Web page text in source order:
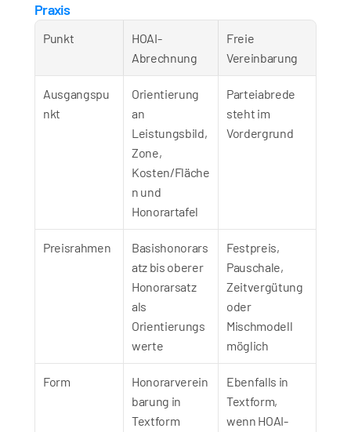
Praxis
Punkt
HOAI-
Abrechnung
Freie
Vereinbarung
Ausgangspu
nkt
Orientierung
an
Leistungsbild,
Zone,
Kosten/Fläche
n und
Honorartafel
Parteiabrede
steht im
Vordergrund
Preisrahmen
Basishonorars
atz bis oberer
Honorarsatz
als
Orientierungs
werte
Festpreis,
Pauschale,
Zeitvergütung
oder
Mischmodell
möglich
Form
Honorarverein
barung in
Textform
Ebenfalls in
Textform,
wenn HOAI-